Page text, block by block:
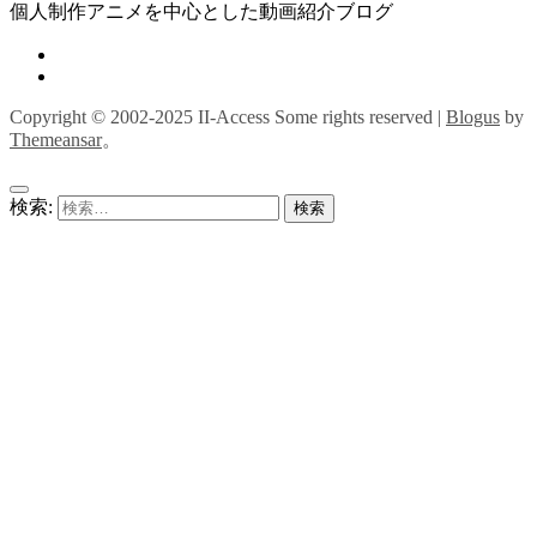
個人制作アニメを中心とした動画紹介ブログ
Copyright © 2002-2025 II-Access Some rights reserved | Blogus by
Themeansar。
検索: